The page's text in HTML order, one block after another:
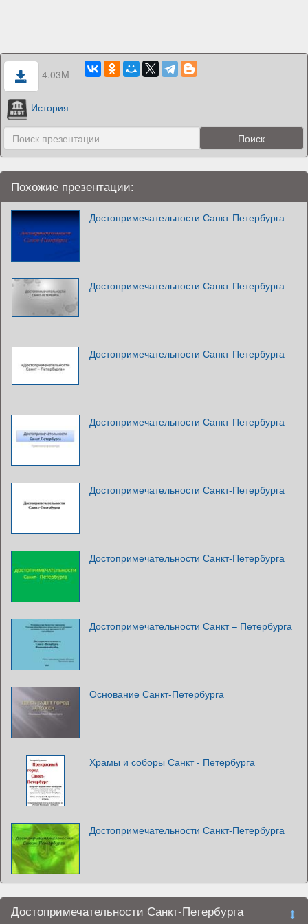
4.03M
История
Похожие презентации:
Достопримечательности Санкт-Петербурга
Достопримечательности Санкт-Петербурга
Достопримечательности Санкт-Петербурга
Достопримечательности Санкт-Петербурга
Достопримечательности Санкт-Петербурга
Достопримечательности Санкт-Петербурга
Достопримечательности Санкт – Петербурга
Основание Санкт-Петербурга
Храмы и соборы Санкт - Петербурга
Достопримечательности Санкт-Петербурга
Достопримечательности Санкт-Петербурга